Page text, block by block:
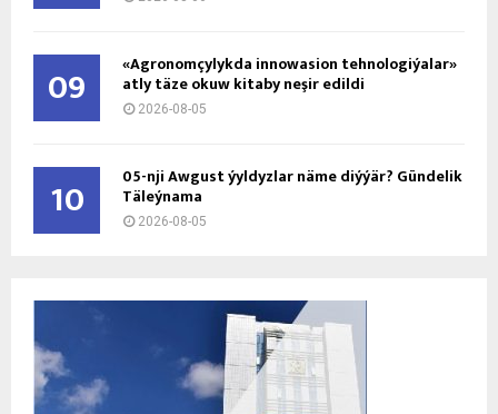
09 «Agronomçylykda innowasion tehnologiýalar»
atly täze okuw kitaby neşir edildi
2026-08-05
10 05-nji Awgust ýyldyzlar näme diýýär? Gündelik
Täleýnama
2026-08-05